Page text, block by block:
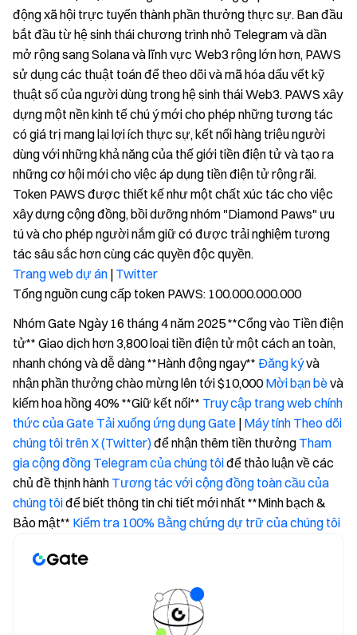
động xã hội trực tuyến thành phần thưởng thực sự. Ban đầu
bắt đầu từ hệ sinh thái chương trình nhỏ Telegram và dần
mở rộng sang Solana và lĩnh vực Web3 rộng lớn hơn, PAWS
sử dụng các thuật toán để theo dõi và mã hóa dấu vết kỹ
thuật số của người dùng trong hệ sinh thái Web3. PAWS xây
dựng một nền kinh tế chú ý mới cho phép những tương tác
có giá trị mang lại lợi ích thực sự, kết nối hàng triệu người
dùng với những khả năng của thế giới tiền điện tử và tạo ra
những cơ hội mới cho việc áp dụng tiền điện tử rộng rãi.
Token PAWS được thiết kế như một chất xúc tác cho việc
xây dựng cộng đồng, bồi dưỡng nhóm "Diamond Paws" ưu
tú và cho phép người nắm giữ có được trải nghiệm tương
tác sâu sắc hơn cùng các quyền độc quyền.
Trang web dự án | Twitter
Tổng nguồn cung cấp token PAWS: 100.000.000.000
Nhóm Gate Ngày 16 tháng 4 năm 2025 **Cổng vào Tiền điện
tử** Giao dịch hơn 3,800 loại tiền điện tử một cách an toàn,
nhanh chóng và dễ dàng **Hành động ngay** Đăng kývà
nhận phần thưởng chào mừng lên tới $10,000Mời bạn bèvà
kiếm hoa hồng 40% **Giữ kết nối** Truy cập trang web chính
thức của Gate Tải xuống ứng dụng Gate | Máy tính Theo dõi
chúng tôi trên X (Twitter)để nhận thêm tiền thưởng Tham
gia cộng đồng Telegram của chúng tôiđể thảo luận về các
chủ đề thịnh hành Tương tác với cộng đồng toàn cầu của
chúng tôiđể biết thông tin chi tiết mới nhất **Minh bạch &
Bảo mật** Kiểm tra 100% Bằng chứng dự trữ của chúng tôi